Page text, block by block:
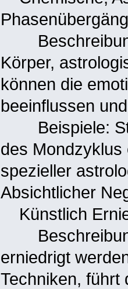
Körper,
können die
beeinflussen
Beispiele:
des Mondzyklus
spezieller
Absichtlicher
Künstlich
erniedrigt
Techniken, führt